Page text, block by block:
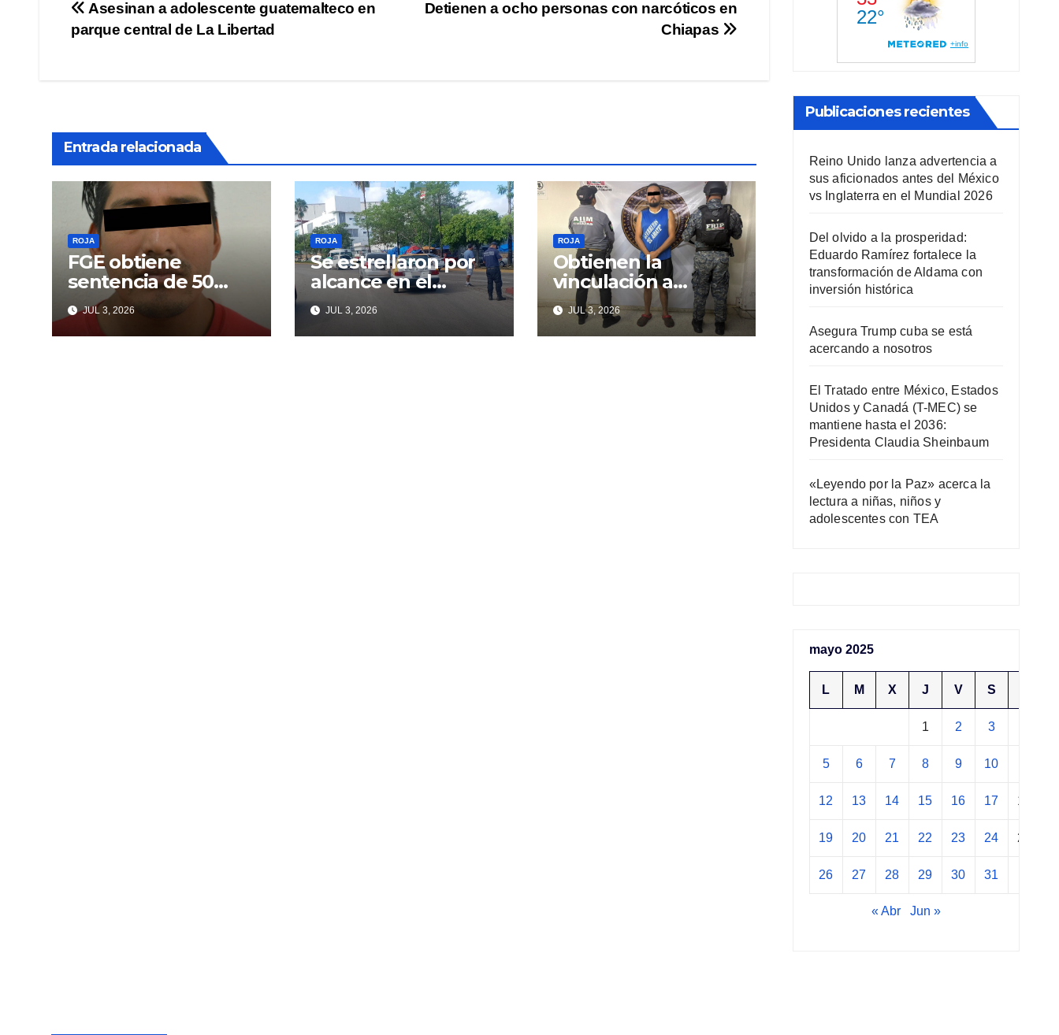
Navegación
de
Detienen a ocho personas con narcóticos en
Chiapas
Asesinan a adolescente guatemalteco en
parque central de La Libertad
Entrada relacionada
ROJA
FGE obtiene
sentencia de 50
años para
responsable de
secuestro agravado
JUL 3, 2026
ROJA
Se estrellaron por
alcance en el
Libramiento Norte
JUL 3, 2026
ROJA
Obtienen la
vinculación a
proceso contra
presunto
responsable de
JUL 3, 2026
Publicaciones recientes
Reino Unido lanza advertencia a
sus aficionados antes del México
vs Inglaterra en el Mundial 2026
Del olvido a la prosperidad:
Eduardo Ramírez fortalece la
transformación de Aldama con
inversión histórica
Asegura Trump cuba se está
acercando a nosotros
El Tratado entre México, Estados
Unidos y Canadá (T-MEC) se
mantiene hasta el 2036:
Presidenta Claudia Sheinbaum
«Leyendo por la Paz» acerca la
lectura a niñas, niños y
adolescentes con TEA
mayo 2025
L M X J V S
1 2 3
5 6 7 8 9 10
12 13 14 15 16 17 18
19 20 21 22 23 24 25
26 27 28 29 30 31
« Abr Jun »